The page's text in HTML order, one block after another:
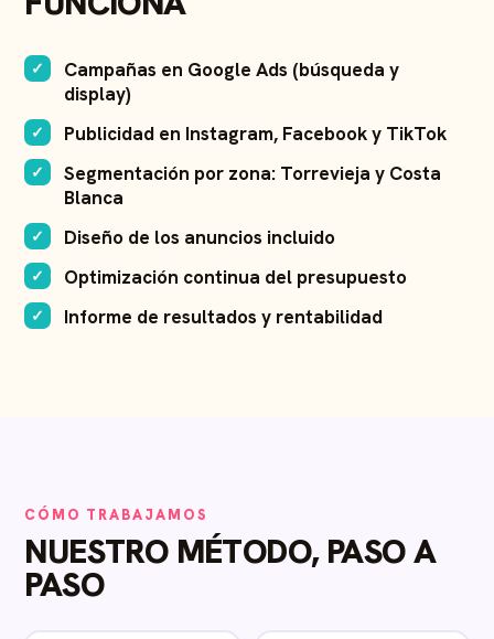
Campañas en Google Ads (búsqueda y
display)
Publicidad en Instagram, Facebook y TikTok
Segmentación por zona: Torrevieja y Costa
Blanca
Diseño de los anuncios incluido
Optimización continua del presupuesto
Informe de resultados y rentabilidad
CÓMO TRABAJAMOS
NUESTRO MÉTODO, PASO A
PASO